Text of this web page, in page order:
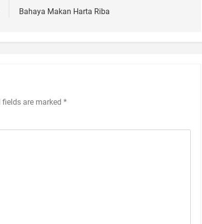
Bahaya Makan Harta Riba
fields are marked *